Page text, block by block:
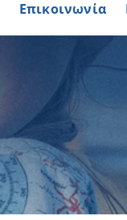
Φωτογραφικό Αρχείο
Βίντεο
Ραδιοφωνικές
Διαφημίσεις /
Τα Τραγούδια
Επικοινωνία